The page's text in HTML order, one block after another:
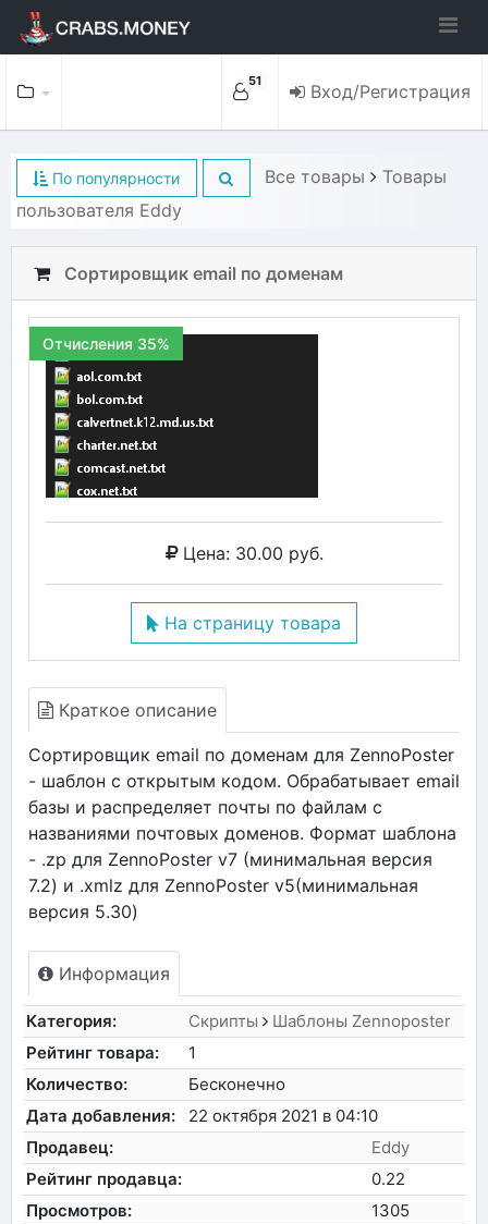
51 Вход/Регистрация
По популярности Все товары
Товары
пользователя Eddy
Сортировщик email по доменам
Отчисления 35%
Цена: 30.00 руб.
На страницу товара
Краткое описание
Сортировщик email по доменам для ZennoPoster
- шаблон с открытым кодом. Обрабатывает email
базы и распределяет почты по файлам с
названиями почтовых доменов. Формат шаблона
- .zp для ZennoPoster v7 (минимальная версия
7.2) и .xmlz для ZennoPoster v5(минимальная
версия 5.30)
Информация
Категория: Скрипты
Шаблоны Zennoposter
Рейтинг товара:
1
Количество:
Бесконечно
Дата добавления:
22 октября 2021 в 04:10
Продавец:
Eddy
Рейтинг продавца:
0.22
Просмотров:
1305